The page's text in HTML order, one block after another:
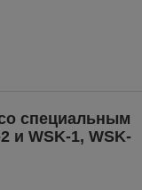
специальным
и WSK-1, WSK-